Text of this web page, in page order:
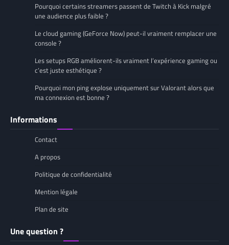
Pourquoi certains streamers passent de Twitch à Kick malgré
une audience plus faible ?
Le cloud gaming (GeForce Now) peut-il vraiment remplacer une
console ?
Les setups RGB améliorent-ils vraiment l’expérience gaming ou
c’est juste esthétique ?
Pourquoi mon ping explose uniquement sur Valorant alors que
ma connexion est bonne ?
Informations
Contact
A propos
Politique de confidentialité
Mention légale
Plan de site
Une question ?